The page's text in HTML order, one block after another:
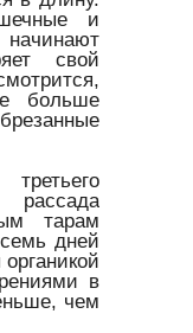
и
свой
больше
тарам
дней
в
чем